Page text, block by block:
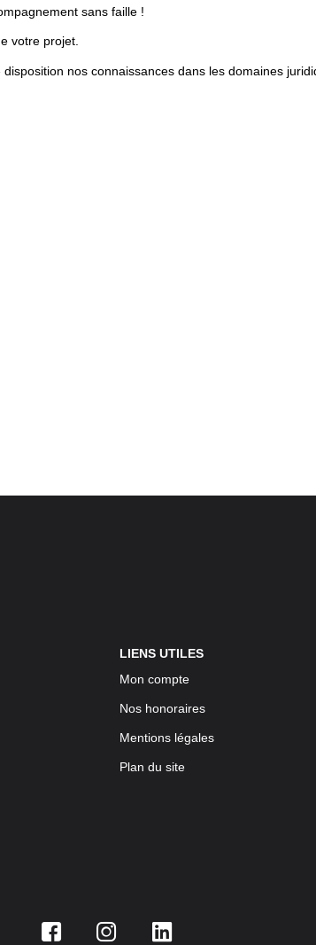
sans faille !
votre projet.
nos connaissances dans les domaines
LIENS UTILES
Mon compte
Nos honoraires
Mentions légales
Plan du site